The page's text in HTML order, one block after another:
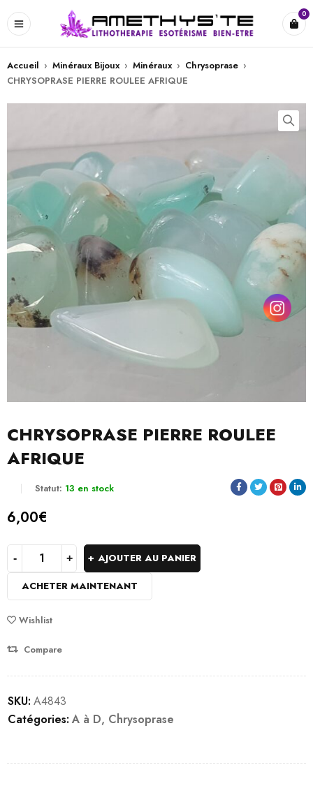
0
Accueil › Minéraux Bijoux › Minéraux › Chrysoprase ›
CHRYSOPRASE PIERRE ROULEE AFRIQUE
CHRYSOPRASE PIERRE ROULEE
AFRIQUE
Statut: 13 en stock
6,00€
AJOUTER AU PANIER
ACHETER MAINTENANT
Wishlist
Compare
SKU: A4843
Catégories: A à D, Chrysoprase